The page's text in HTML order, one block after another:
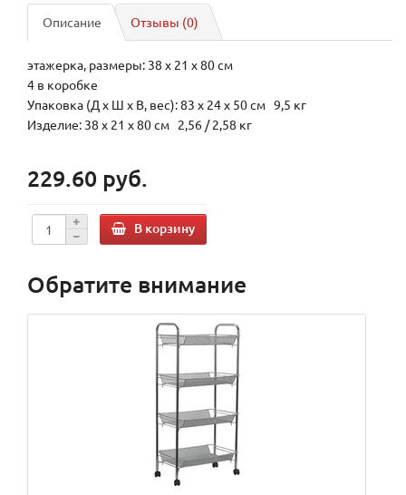
Описание Отзывы (0)
этажерка, размеры: 38 x 21 x 80 см
4 в коробке
Упаковка (Д х Ш х В, вес): 83 x 24 x 50 см 9,5 кг
Изделие: 38 x 21 x 80 см 2,56 / 2,58 кг
229.60 руб.
В корзину
Обратите внимание